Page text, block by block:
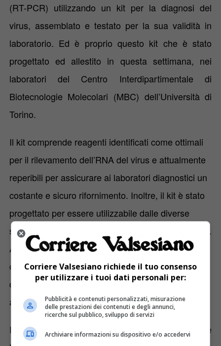
(RT-PCR) utilizzando un kit per la diagnosi del
virus, assemblato e testato per la sua validità in
laboratorio. Ed è proprio questo kit che è stato
progettato ed allestito in questasettimana, nei
laboratori del Centro Interdipartimentale di
Biotecnologie Molecolari (MBC) dell’Università di
Torino.
Il kit comprende reagenti identificati come ottimali
per il rilevamento dell’RNA del virus e attualmente
reperibili per assicurare ai laboratori diagnostici un
costante e sicuro rifornimento. Inoltre, il kit è stato
progettato per essere utilizzabile dalle diverse
strumentazioni di cui sono dotati i centri diagnostici.
A questo proposito, i ricercatori si sono coordinati
con i Direttori dei Laboratori diagnostici dellaCittà
della Salute,Zooprofilattico,Novara,Cuneoe altri
ancora.
Il Centro Interdipartimentale di Biotecnologie
Corriere Valsesiano richiede il tuo consenso
per utilizzare i tuoi dati personali per:
Pubblicità e contenuti personalizzati, misurazione
delle prestazioni dei contenuti e degli annunci,
ricerche sul pubblico, sviluppo di servizi
Archiviare informazioni su dispositivo e/o accedervi